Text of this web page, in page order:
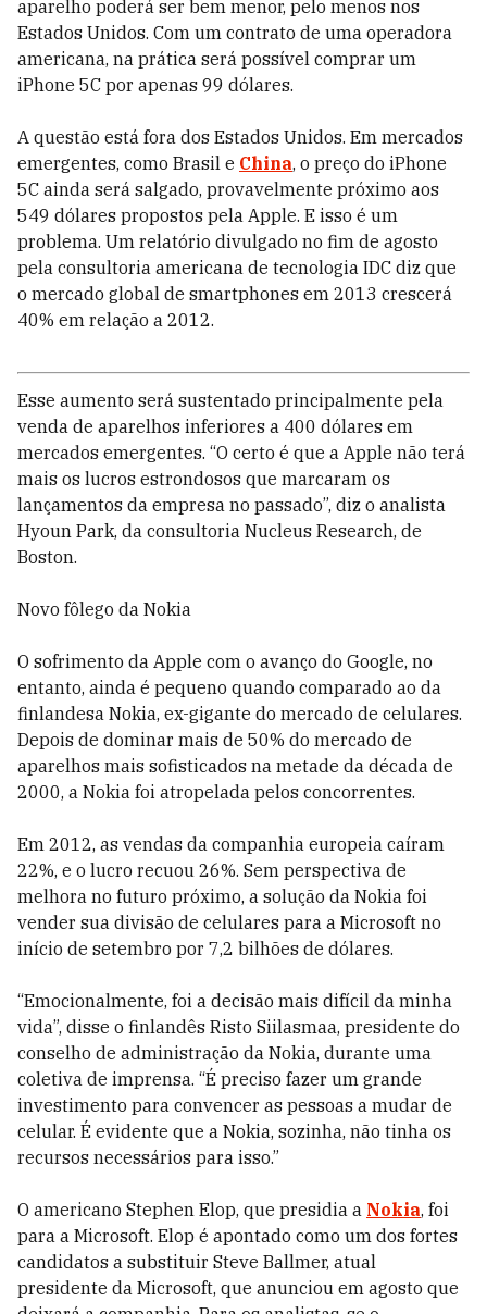
aparelho poderá ser bem menor, pelo menos nos
Estados Unidos. Com um contrato de uma operadora
americana, na prática será possível comprar um
iPhone 5C por apenas 99 dólares.
A questão está fora dos Estados Unidos. Em mercados
emergentes, como Brasil e China, o preço do iPhone
5C ainda será salgado, provavelmente próximo aos
549 dólares propostos pela Apple. E isso é um
problema. Um relatório divulgado no fim de agosto
pela consultoria americana de tecnologia IDC diz que
o mercado global de smart­phones em 2013 crescerá
40% em relação a 2012.
Esse aumento será sustentado principalmente pela
venda de aparelhos inferiores a 400 dólares em
mercados emergentes. “O certo é que a Apple não terá
mais os lucros estrondosos que marcaram os
lançamentos da empresa no passado”, diz o analista
Hyoun Park, da consultoria Nucleus Research, de
Boston.
Novo fôlego da Nokia
O sofrimento da Apple com o avanço do Google, no
entanto, ainda é pequeno quando comparado ao da
finlandesa Nokia, ex-gigante do mercado de celulares.
Depois de dominar mais de 50% do mercado de
aparelhos mais sofisticados na metade da década de
2000, a Nokia foi atropelada pelos concorrentes.
Em 2012, as vendas da companhia europeia caíram
22%, e o lucro recuou 26%. Sem perspectiva de
melhora no futuro próximo, a solução da Nokia foi
vender sua divisão de celulares para a Microsoft no
início de setembro por 7,2 bilhões de dólares.
“Emocionalmente, foi a decisão mais difícil da minha
vida”, disse o finlandês Risto Siilasmaa, presidente do
conselho de administração da Nokia, durante uma
coletiva de imprensa. “É preciso fazer um grande
investimento para convencer as pessoas a mudar de
celular. É evidente que a Nokia, sozinha, não tinha os
recursos necessários para isso.”
O americano Stephen Elop, que presidia a Nokia, foi
para a Microsoft. Elop é apontado como um dos fortes
candidatos a substituir Steve Ballmer, atual
presidente da Microsoft, que anunciou em agosto que